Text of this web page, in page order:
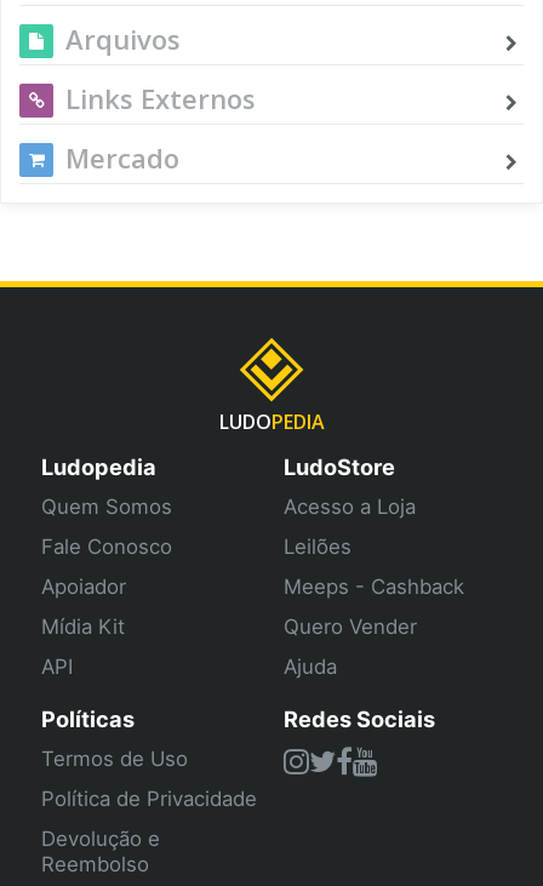
Arquivos
Links Externos
Mercado
LUDOPEDIA
Ludopedia
Quem Somos
Fale Conosco
Apoiador
Mídia Kit
API
LudoStore
Acesso a Loja
Leilões
Meeps - Cashback
Quero Vender
Ajuda
Políticas
Termos de Uso
Política de Privacidade
Devolução e
Reembolso
Redes Sociais